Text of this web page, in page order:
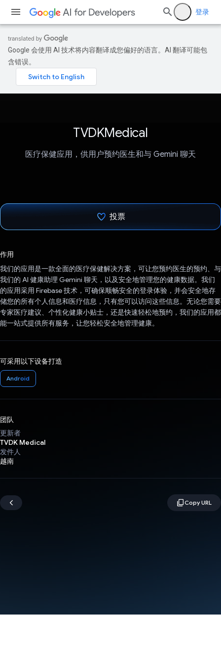
登录
Google 会使用 AI 技术将内容翻译成您偏好的语言。AI 翻译可能包
含错误。
TVDKMedical
医疗保健应用，供用户预约医生和与 Gemini 聊天
投票
作用
我们的应用是一款全面的医疗保健解决方案，可让您预约医生的预约、与
我们的 AI 健康助理 Gemini 聊天，以及安全地管理您的健康数据。我们
的应用采用 Firebase 技术，可确保顺畅安全的登录体验，并会安全地存
储您的所有个人信息和医疗信息，只有您可以访问这些信息。无论您需要
专家医疗建议、个性化健康小贴士，还是快速轻松地预约，我们的应用都
能一站式提供所有服务，让您轻松安全地管理健康。
可采用以下设备打造
Android
团队
更新者
TVDK Medical
发件人
越南